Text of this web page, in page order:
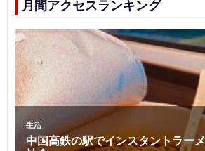
月間アクセスランキング